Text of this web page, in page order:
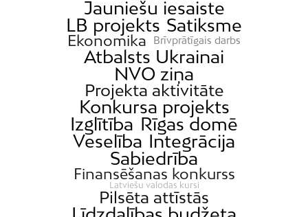
Jauniešu iesaiste
LB projekts Satiksme
Ekonomika Brīvprātīgais darbs
Atbalsts Ukrainai
NVO ziņa
Projekta aktivitāte
Konkursa projekts
Izglītība Rīgas domē
Veselība Integrācija
Sabiedrība
Finansēšanas konkurss
Latviešu valodas kursi
Pilsēta attīstās